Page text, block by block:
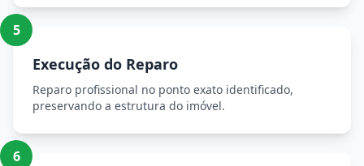
5
Execução do Reparo
Reparo profissional no ponto exato identificado,
preservando a estrutura do imóvel.
6